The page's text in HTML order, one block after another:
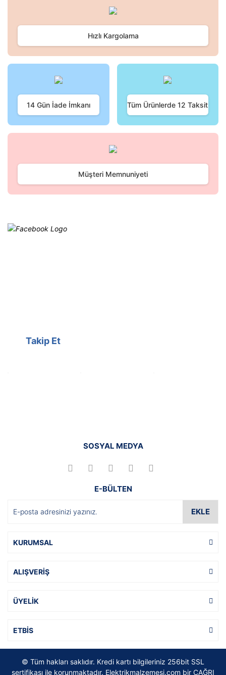
Bu ürüne ilk yorumu siz yapın!
Yorum Yaz
kullanarak tarafımıza iletebilirsiniz.
Ürün resmi kalitesiz, bozuk veya görüntülenemiyor.
Bu ürüne benzer farklı alternatifler olmalı.
Gönder
Hızlı Kargolama
14 Gün İade İmkanı Tüm Ürünlerde 12 Taksit
Müşteri Memnuniyeti
Takip Et
SOSYAL MEDYA
E-BÜLTEN
EKLE
KURUMSAL
ALIŞVERİŞ
ÜYELİK
ETBİS
© Tüm hakları saklıdır. Kredi kartı bilgileriniz 256bit SSL
sertifikası ile korunmaktadır. Elektrikmalzemesi.com bir ÇAĞRI